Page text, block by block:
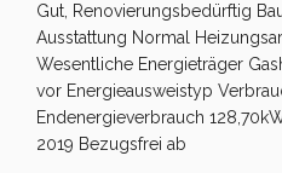
Gut, Renovierungsbedürftig
Ausstattung Normal
Wesentliche Energieträger
vor Energieausweistyp
Endenergieverbrauch
2019 Bezugsfrei ab